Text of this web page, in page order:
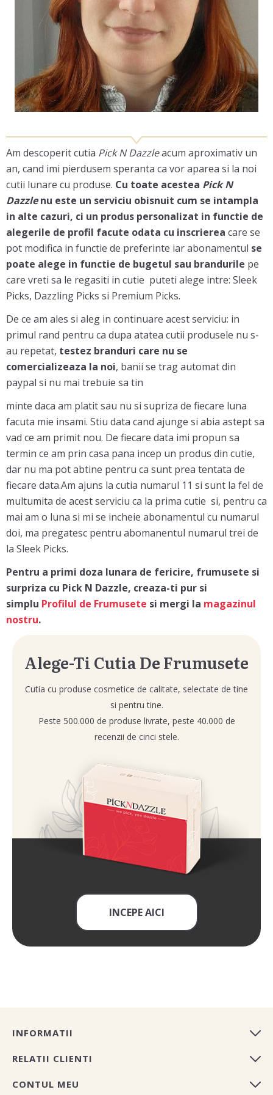
Am descoperit cutia Pick N Dazzleacum aproximativ un
an, cand imi pierdusem speranta ca vor aparea si la noi
cutii lunare cu produse. Cu toate acestea Pick N
Dazzlenu este un serviciu obisnuit cum se intampla
in alte cazuri, ci un produs personalizat in functie de
alegerile de profil facute odata cu inscrierea care se
pot modifica in functie de preferinte iar abonamentul se
poate alege in functie de bugetul sau brandurile pe
care vreti sa le regasiti in cutie puteti alege intre: Sleek
Picks, Dazzling Picks si Premium Picks.
De ce am ales si aleg in continuare acest serviciu: in
primul rand pentru ca dupa atatea cutii produsele nu s-
au repetat, testez branduri care nu se
comercializeaza la noi, banii se trag automat din
paypal si nu mai trebuie sa tin
minte daca am platit sau nu si supriza de fiecare luna
facuta mie insami. Stiu data cand ajunge si abia astept sa
vad ce am primit nou. De fiecare data imi propun sa
termin ce am prin casa pana incep un produs din cutie,
dar nu ma pot abtine pentru ca sunt prea tentata de
fiecare data.Am ajuns la cutia numarul 11 si sunt la fel de
multumita de acest serviciu ca la prima cutie si, pentru ca
mai am o luna si mi se incheie abonamentul cu numarul
doi, ma pregatesc pentru abomanentul numarul trei de
la Sleek Picks.
Pentru a primi doza lunara de fericire, frumusete si
surpriza cu Pick N Dazzle, creaza-ti pur si
simplu Profilul de Frumusete si mergi la magazinul
nostru.
Alege-Ti Cutia De Frumusete
Cutia cu produse cosmetice de calitate, selectate de tine
si pentru tine.
Peste 500.000 de produse livrate, peste 40.000 de
recenzii de cinci stele.
INCEPE AICI
INFORMATII
RELATII CLIENTI
CONTUL MEU